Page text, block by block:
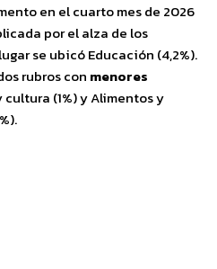
en el cuarto mes de 2026
por el alza de los
se ubicó Educación (4,2%).
rubros con menores
(1%) y Alimentos y